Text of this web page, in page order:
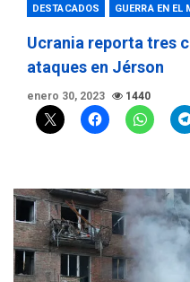
DESTACADOS GUERRA EN EL
Ucrania reporta tres
ataques en Jérson
enero 30, 2023 1440